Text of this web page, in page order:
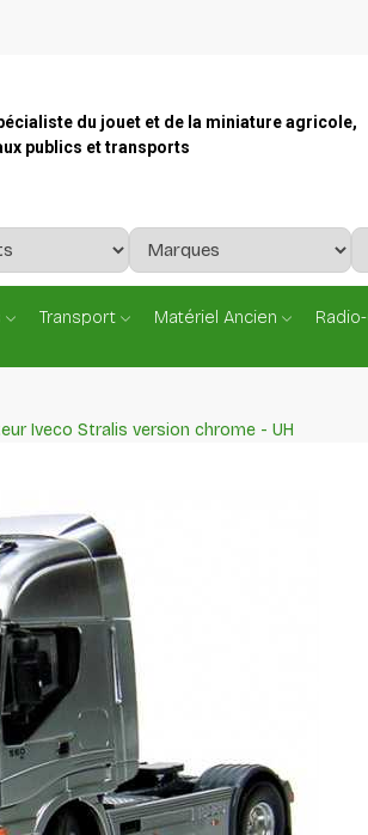
du jouet et de la miniature agricole,
publics et transports
Transport Matériel Ancien
Iveco Stralis version chrome - UH